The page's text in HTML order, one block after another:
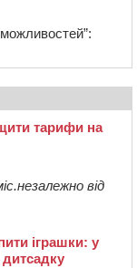
тарифи на
від
іграшки: у